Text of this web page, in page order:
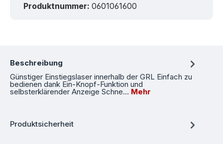
Produktnummer: 0601061600
Beschreibung
Günstiger Einstiegslaser innerhalb der GRL Einfach zu
bedienen dank Ein-Knopf-Funktion und
selbsterklärender Anzeige Schne… Mehr
Produktsicherheit